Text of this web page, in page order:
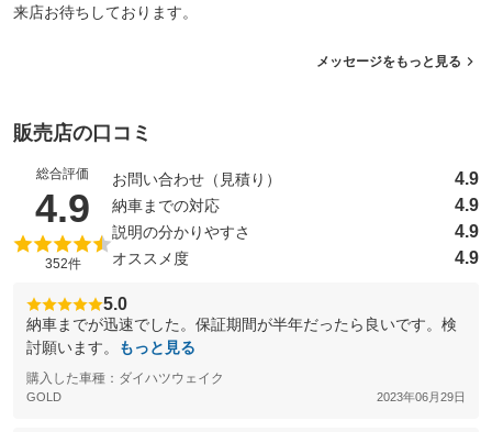
来店お待ちしております。
メッセージをもっと見る
販売店の口コミ
総合評価
4.9 （5点満点中）
352件
お問い合わせ（見積り） 4.9
納車までの対応 4.9
説明の分かりやすさ 4.9
オススメ度 4.9
5.0
納車までが迅速でした。保証期間が半年だったら良いです。検
討願います。
もっと見る
購入した車種：ダイハツウェイク
GOLD 2023年06月29日